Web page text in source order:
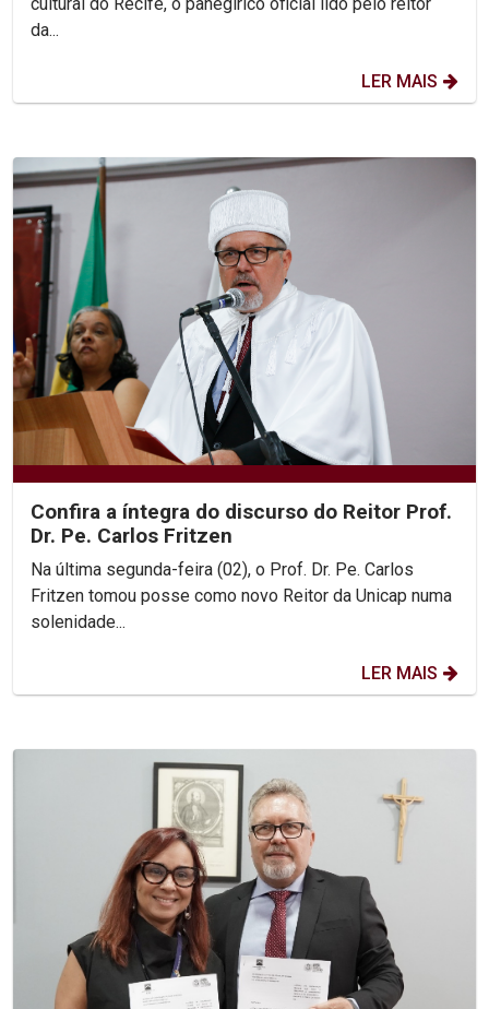
da...
LER MAIS
Confira a íntegra do discurso do Reitor Prof.
Dr. Pe. Carlos Fritzen
Na última segunda-feira (02), o Prof. Dr. Pe. Carlos
Fritzen tomou posse como novo Reitor da Unicap numa
solenidade...
LER MAIS